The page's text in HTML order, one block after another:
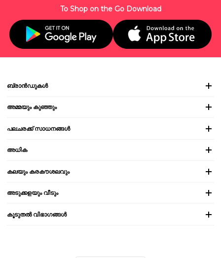
To Shop on the Go Download
ബ്രാൻഡുകൾ
അമ്മയും കുഞ്ഞും
പലചരക്ക് സാധനങ്ങൾ
അധിക
കലയും കരകൗശലവും
അടുക്കളയും വീടും
കൂടുതൽ വിഭാഗങ്ങൾ